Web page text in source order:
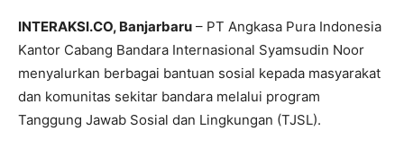
INTERAKSI.CO, Banjarbaru – PT Angkasa Pura Indonesia
Kantor Cabang Bandara Internasional Syamsudin Noor
menyalurkan berbagai bantuan sosial kepada masyarakat
dan komunitas sekitar bandara melalui program
Tanggung Jawab Sosial dan Lingkungan (TJSL).